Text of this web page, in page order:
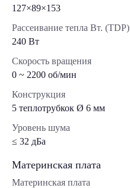
127×89×153
Рассеивание тепла Вт. (TDP)
240 Вт
Скорость вращения
0 ~ 2200 об/мин
Конструкция
5 теплотрубкок Ø 6 мм
Уровень шума
≤ 32 дБа
Материнская плата
Материнская плата